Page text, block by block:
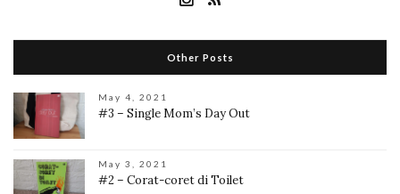
Other Posts
May 4, 2021
#3 – Single Mom’s Day Out
May 3, 2021
#2 – Corat-coret di Toilet